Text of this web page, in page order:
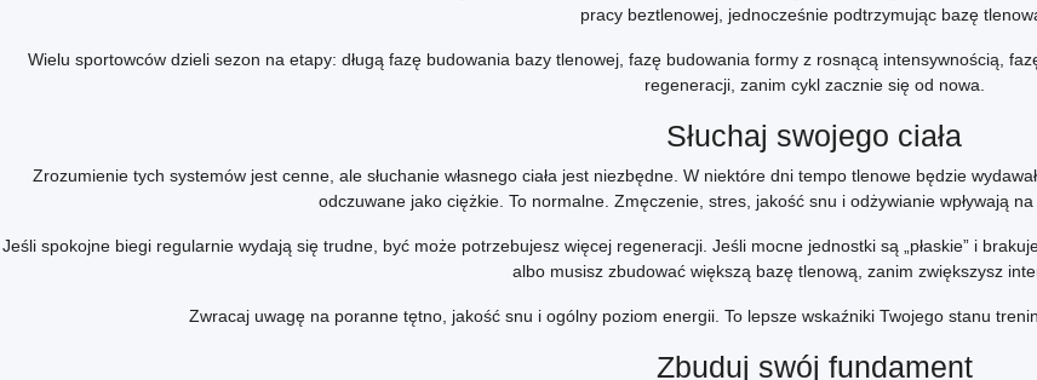
pracy beztlenowej, jednocześnie podtrzymując bazę
Wielu sportowców dzieli sezon na etapy: długą fazę budowania bazy tlenowej, fazę budowania formy z rosnącą intensywnością,
regeneracji, zanim cykl zacznie się od nowa.
Słuchaj swojego ciała
Zrozumienie tych systemów jest cenne, ale słuchanie własnego ciała jest niezbędne. W niektóre dni tempo tlenowe będzie
odczuwane jako ciężkie. To normalne. Zmęczenie, stres, jakość snu i odżywianie wpływają
Jeśli spokojne biegi regularnie wydają się trudne, być może potrzebujesz więcej regeneracji. Jeśli mocne jednostki są „płaskie” i
albo musisz zbudować większą bazę tlenową, zanim zwiększysz
Zwracaj uwagę na poranne tętno, jakość snu i ogólny poziom energii. To lepsze wskaźniki Twojego stanu
Zbuduj swój fundament